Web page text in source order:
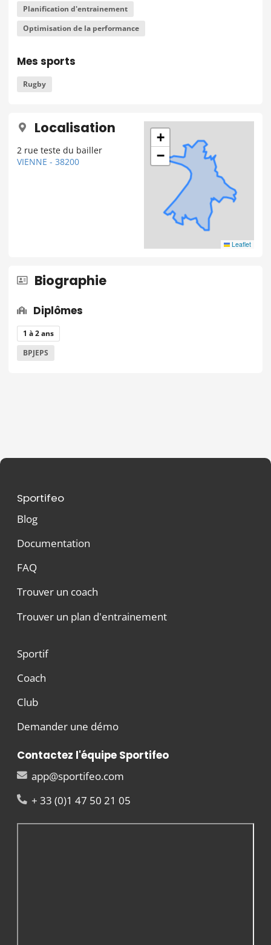
Planification d'entrainement
Optimisation de la performance
Mes sports
Rugby
Localisation
2 rue teste du bailler
VIENNE - 38200
+
−
Leaflet
Biographie
Diplômes
1 à 2 ans
BPJEPS
Sportifeo
Blog
Documentation
FAQ
Trouver un coach
Trouver un plan d'entrainement
Sportif
Coach
Club
Demander une démo
Contactez l'équipe Sportifeo
app@sportifeo.com
+ 33 (0)1 47 50 21 05